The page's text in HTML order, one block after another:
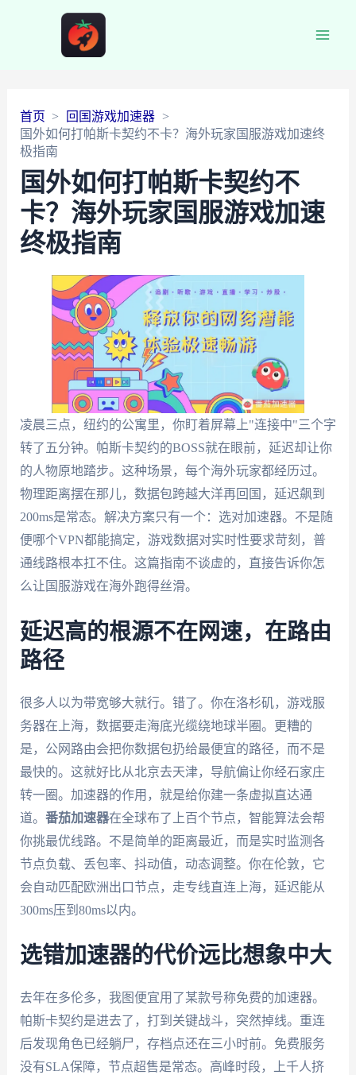
首页
回国游戏加速器
国外如何打帕斯卡契约不卡？海外玩家国服游戏加速终
极指南
国外如何打帕斯卡契约不
卡？海外玩家国服游戏加速
终极指南
凌晨三点，纽约的公寓里，你盯着屏幕上"连接中"三个字
转了五分钟。帕斯卡契约的BOSS就在眼前，延迟却让你
的人物原地踏步。这种场景，每个海外玩家都经历过。
物理距离摆在那儿，数据包跨越大洋再回国，延迟飙到
200ms是常态。解决方案只有一个：选对加速器。不是随
便哪个VPN都能搞定，游戏数据对实时性要求苛刻，普
通线路根本扛不住。这篇指南不谈虚的，直接告诉你怎
么让国服游戏在海外跑得丝滑。
延迟高的根源不在网速，在路由
路径
很多人以为带宽够大就行。错了。你在洛杉矶，游戏服
务器在上海，数据要走海底光缆绕地球半圈。更糟的
是，公网路由会把你数据包扔给最便宜的路径，而不是
最快的。这就好比从北京去天津，导航偏让你经石家庄
转一圈。加速器的作用，就是给你建一条虚拟直达通
道。 番茄加速器在全球布了上百个节点，智能算法会帮
你挑最优线路。不是简单的距离最近，而是实时监测各
节点负载、丢包率、抖动值，动态调整。你在伦敦，它
会自动匹配欧洲出口节点，走专线直连上海，延迟能从
300ms压到80ms以内。
选错加速器的代价远比想象中大
去年在多伦多，我图便宜用了某款号称免费的加速器。
帕斯卡契约是进去了，打到关键战斗，突然掉线。重连
后发现角色已经躺尸，存档点还在三小时前。免费服务
没有SLA保障，节点超售是常态。高峰时段，上千人挤